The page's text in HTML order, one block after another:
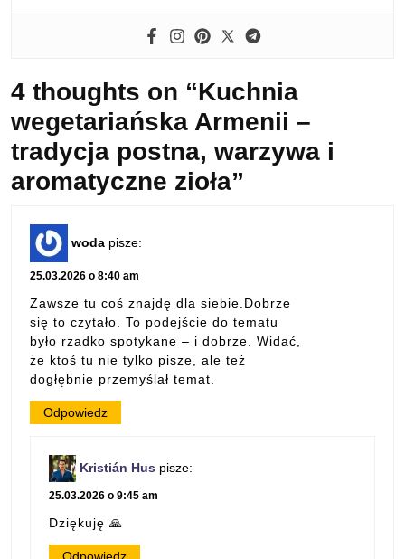
4 thoughts on “Kuchnia
wegetariańska Armenii –
tradycja postna, warzywa i
aromatyczne zioła”
woda pisze:
25.03.2026 o 8:40 am
Zawsze tu coś znajdę dla siebie.Dobrze
się to czytało. To podejście do tematu
było rzadko spotykane – i dobrze. Widać,
że ktoś tu nie tylko pisze, ale też
dogłębnie przemyślał temat.
Odpowiedz
Kristián Hus pisze:
25.03.2026 o 9:45 am
Dziękuję 🙏
Odpowiedz